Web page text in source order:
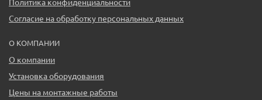
Согласие на обработку персональных данных
О КОМПАНИИ
О компании
Установка оборудования
Цены на монтажные работы